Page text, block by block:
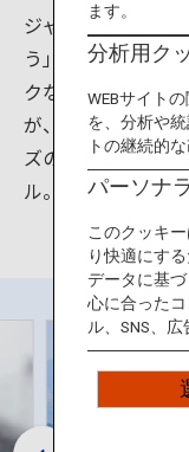
ジャズの名曲に因
う」。16世紀に天
クな木調とステン
が、熊本と天草諸
ズのBGMに、レト
ル。まさに大人の
ます。
分析用ク
WEBサイト
を、分析や
トの継続的
パーソナ
このクッキ
り快適にす
データに基
心に合った
ル、SNS、広